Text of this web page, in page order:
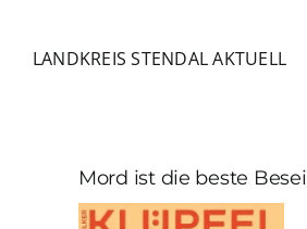
LANDKREIS STENDAL AKTUELL
Mord ist die beste